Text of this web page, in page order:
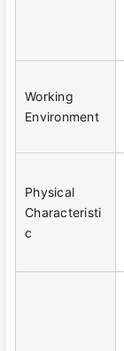
Working
Environment
Physical
Characteristi
c